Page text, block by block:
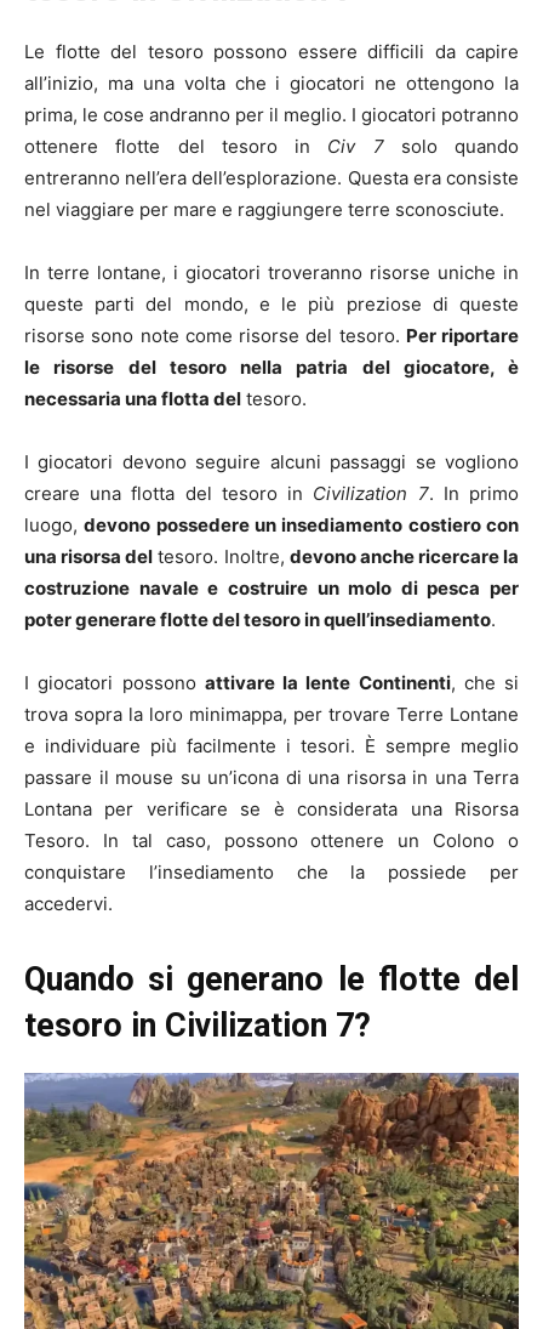
Le flotte del tesoro possono essere difficili da capire
all’inizio, ma una volta che i giocatori ne ottengono la
prima, le cose andranno per il meglio. I giocatori potranno
ottenere flotte del tesoro in Civ 7solo quando
entreranno nell’era dell’esplorazione. Questa era consiste
nel viaggiare per mare e raggiungere terre sconosciute.
In terre lontane, i giocatori troveranno risorse uniche in
queste parti del mondo, e le più preziose di queste
risorse sono note come risorse del tesoro. Per riportare
le risorse del tesoro nella patria del giocatore, è
necessaria una flotta del tesoro.
I giocatori devono seguire alcuni passaggi se vogliono
creare una flotta del tesoro in Civilization 7. In primo
luogo,devono possedere un insediamento costiero con
una risorsa del tesoro. Inoltre, devono anche ricercare la
costruzione navale e costruire un molo di pesca per
poter generare flotte del tesoro in quell’insediamento.
I giocatori possono attivare la lente Continenti, che si
trova sopra la loro minimappa, per trovare Terre Lontane
e individuare più facilmente i tesori. È sempre meglio
passare il mouse su un’icona di una risorsa in una Terra
Lontana per verificare se è considerata una Risorsa
Tesoro. In tal caso, possono ottenere un Colono o
conquistare l’insediamento che la possiede per
accedervi.
Quando si generano le flotte del
tesoro in Civilization 7?